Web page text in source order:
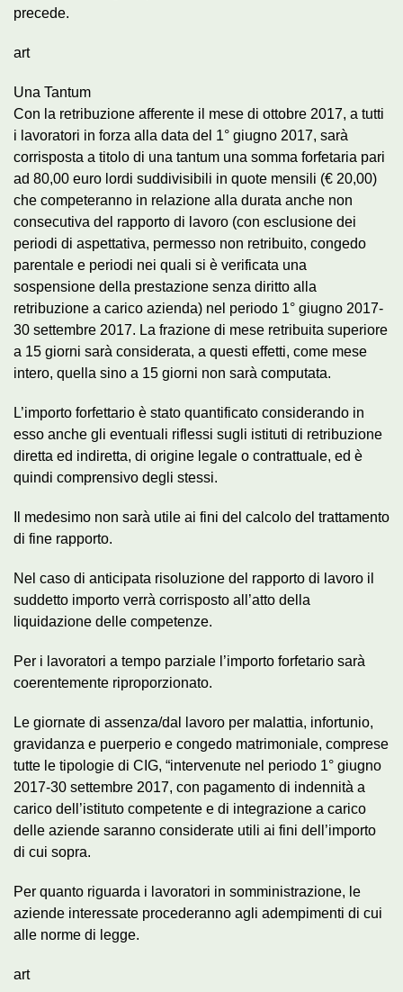
precede.
art
Una Tantum
Con la retribuzione afferente il mese di ottobre 2017, a tutti
i lavoratori in forza alla data del 1° giugno 2017, sarà
corrisposta a titolo di una tantum una somma forfetaria pari
ad 80,00 euro lordi suddivisibili in quote mensili (€ 20,00)
che competeranno in relazione alla durata anche non
consecutiva del rapporto di lavoro (con esclusione dei
periodi di aspettativa, permesso non retribuito, congedo
parentale e periodi nei quali si è verificata una
sospensione della prestazione senza diritto alla
retribuzione a carico azienda) nel periodo 1° giugno 2017-
30 settembre 2017. La frazione di mese retribuita superiore
a 15 giorni sarà considerata, a questi effetti, come mese
intero, quella sino a 15 giorni non sarà computata.
L’importo forfettario è stato quantificato considerando in
esso anche gli eventuali riflessi sugli istituti di retribuzione
diretta ed indiretta, di origine legale o contrattuale, ed è
quindi comprensivo degli stessi.
Il medesimo non sarà utile ai fini del calcolo del trattamento
di fine rapporto.
Nel caso di anticipata risoluzione del rapporto di lavoro il
suddetto importo verrà corrisposto all’atto della
liquidazione delle competenze.
Per i lavoratori a tempo parziale l’importo forfetario sarà
coerentemente riproporzionato.
Le giornate di assenza/dal lavoro per malattia, infortunio,
gravidanza e puerperio e congedo matrimoniale, comprese
tutte le tipologie di CIG, “intervenute nel periodo 1° giugno
2017-30 settembre 2017, con pagamento di indennità a
carico dell’istituto competente e di integrazione a carico
delle aziende saranno considerate utili ai fini dell’importo
di cui sopra.
Per quanto riguarda i lavoratori in somministrazione, le
aziende interessate procederanno agli adempimenti di cui
alle norme di legge.
art